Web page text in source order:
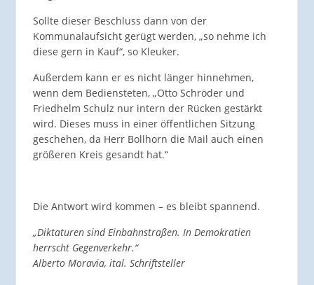
Sollte dieser Beschluss dann von der
Kommunalaufsicht gerügt werden, „so nehme ich
diese gern in Kauf“, so Kleuker.
Außerdem kann er es nicht länger hinnehmen,
wenn dem Bediensteten, „Otto Schröder und
Friedhelm Schulz nur intern der Rücken gestärkt
wird. Dieses muss in einer öffentlichen Sitzung
geschehen, da Herr Bollhorn die Mail auch einen
größeren Kreis gesandt hat.“
Die Antwort wird kommen – es bleibt spannend.
„Diktaturen sind Einbahnstraßen. In Demokratien
herrscht Gegenverkehr.“
Alberto Moravia, ital. Schriftsteller